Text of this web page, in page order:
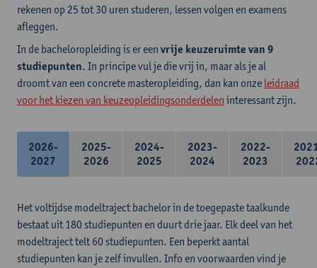
rekenen op 25 tot 30 uren studeren, lessen volgen en examens
afleggen.
In de bacheloropleiding is er een vrije keuzeruimte van 9
studiepunten. In principe vul je die vrij in, maar als je al
droomt van een concrete masteropleiding, dan kan onze leidraad
voor het kiezen van keuzeopleidingsonderdelen interessant zijn.
2026-
2027
2025-
2026
2024-
2025
2023-
2024
2022-
2023
Het voltijdse modeltraject bachelor in de toegepaste taalkunde
bestaat uit 180 studiepunten en duurt drie jaar. Elk deel van het
modeltraject telt 60 studiepunten. Een beperkt aantal
studiepunten kan je zelf invullen. Info en voorwaarden vind je